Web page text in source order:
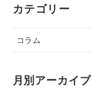
カテゴリー
コラム
月別アーカイブ